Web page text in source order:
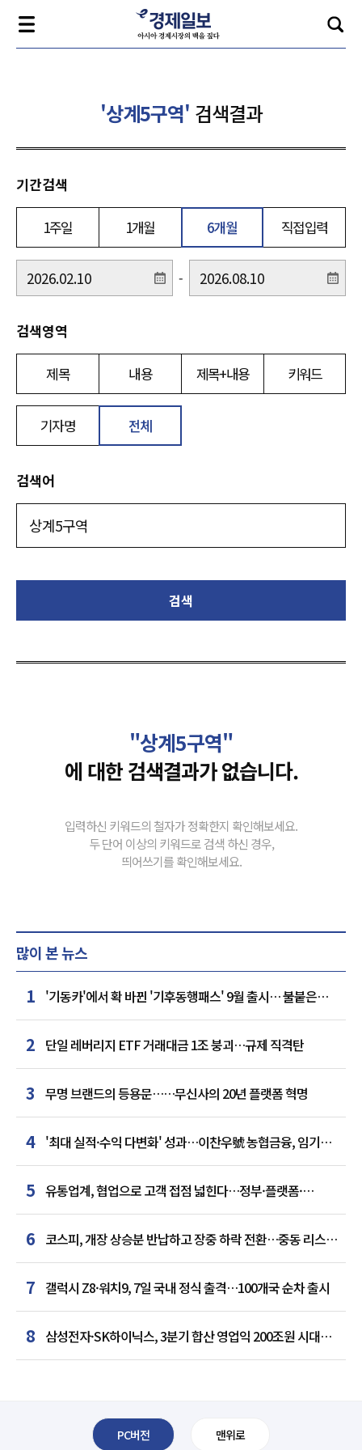
'상계5구역' 검색결과
기간검색
1주일 1개월 6개월 직접입력
-
검색영역
제목 내용 제목+내용 키워드
기자명 전체
검색어
검색
"상계5구역"
에 대한 검색결과가 없습니다.
입력하신 키워드의 철자가 정확한지 확인해보세요.
두 단어 이상의 키워드로 검색 하신 경우,
띄어쓰기를 확인해보세요.
많이 본 뉴스
1 '기동카'에서 확 바뀐 '기후동행패스' 9월 출시… 불붙은
카드사 경쟁
2 단일 레버리지 ETF 거래대금 1조 붕괴…규제 직격탄
3 무명 브랜드의 등용문……무신사의 20년 플랫폼 혁명
4 '최대 실적·수익 다변화' 성과…이찬우號 농협금융, 임기
말년 성장 박차
5 유통업계, 협업으로 고객 접점 넓힌다…정부·플랫폼·
인플루언서와 맞손
6 코스피, 개장 상승분 반납하고 장중 하락 전환…중동 리스크·
美 경계감
7 갤럭시 Z8·워치9, 7일 국내 정식 출격…100개국 순차 출시
8 삼성전자·SK하이닉스, 3분기 합산 영업익 200조원 시대
여나…中 추격은 부담
PC버전 맨위로